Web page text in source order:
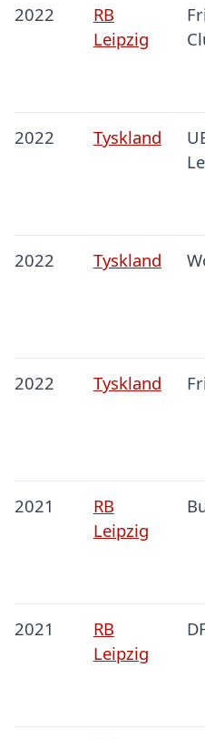
2022
RB
Leipzig
2022 Tyskland
2022 Tyskland
2022 Tyskland
2021
RB
Leipzig
2021
RB
Leipzig